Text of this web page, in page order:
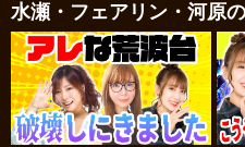
水瀬・フェアリン・河原